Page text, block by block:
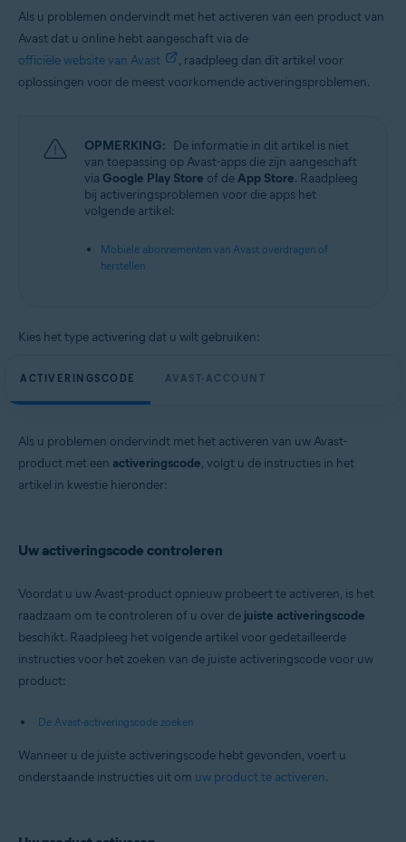
Als u problemen ondervindt met het activeren van een product van
Avast dat u online hebt aangeschaft via de
officiële website van Avast
, raadpleeg dan dit artikel voor
oplossingen voor de meest voorkomende activeringsproblemen.
OPMERKING: De informatie in dit artikel is niet
van toepassing op Avast-apps die zijn aangeschaft
via Google Play Store of deApp Store. Raadpleeg
bij activeringsproblemen voor die apps het
volgende artikel:
Mobiele abonnementen van Avast overdragen of
herstellen
Kies het type activering dat u wilt gebruiken:
ACTIVERINGSCODE AVAST-ACCOUNT
Als u problemen ondervindt met het activeren van uw Avast-
product met een activeringscode, volgt u de instructies in het
artikel in kwestie hieronder:
Uw activeringscode controleren
Voordat u uw Avast-product opnieuw probeert te activeren, is het
raadzaam om te controleren of u over de juiste activeringscode
beschikt. Raadpleeg het volgende artikel voor gedetailleerde
instructies voor het zoeken van de juiste activeringscode voor uw
product:
De Avast-activeringscode zoeken
Wanneer u de juiste activeringscode hebt gevonden, voert u
onderstaande instructies uit om uw product te activeren.